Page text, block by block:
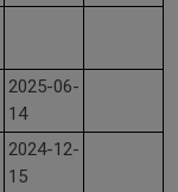
2025-06-
14
2024-12-
15